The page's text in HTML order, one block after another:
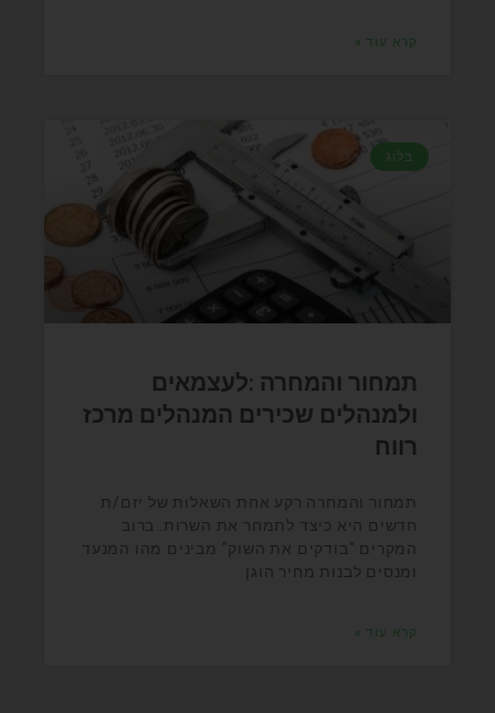
קרא עוד »
בלוג
תמחור והמחרה :לעצמאים
ולמנהלים שכירים המנהלים מרכז
רווח
תמחור והמחרה רקע אחת השאלות של יזם/ת
חדשים היא כיצד לתמחר את השרות. ברוב
המקרים "בודקים את השוק" מבינים מהו המנעד
ומנסים לבנות מחיר הוגן
קרא עוד »